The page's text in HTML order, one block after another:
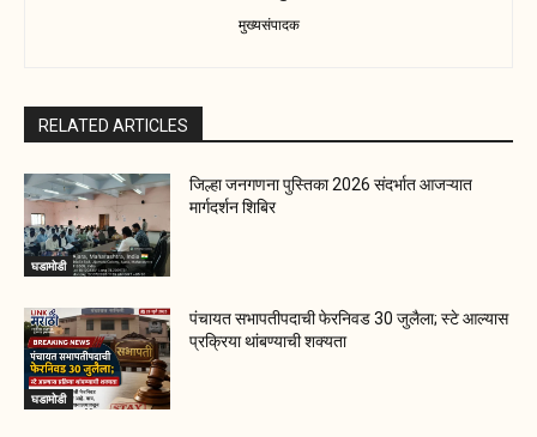
मुख्यसंपादक
RELATED ARTICLES
घडामोडी
जिल्हा जनगणना पुस्तिका 2026 संदर्भात आजऱ्यात
मार्गदर्शन शिबिर
घडामोडी
पंचायत सभापतीपदाची फेरनिवड 30 जुलैला; स्टे आल्यास
प्रक्रिया थांबण्याची शक्यता